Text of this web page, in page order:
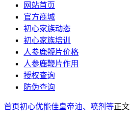
网站首页
官方商城
初心家族动态
初心家族培训
人参鹿鞭片价格
人参鹿鞭片作用
授权查询
防伪查询
首页初心优能佳皇帝油、喷剂等正文